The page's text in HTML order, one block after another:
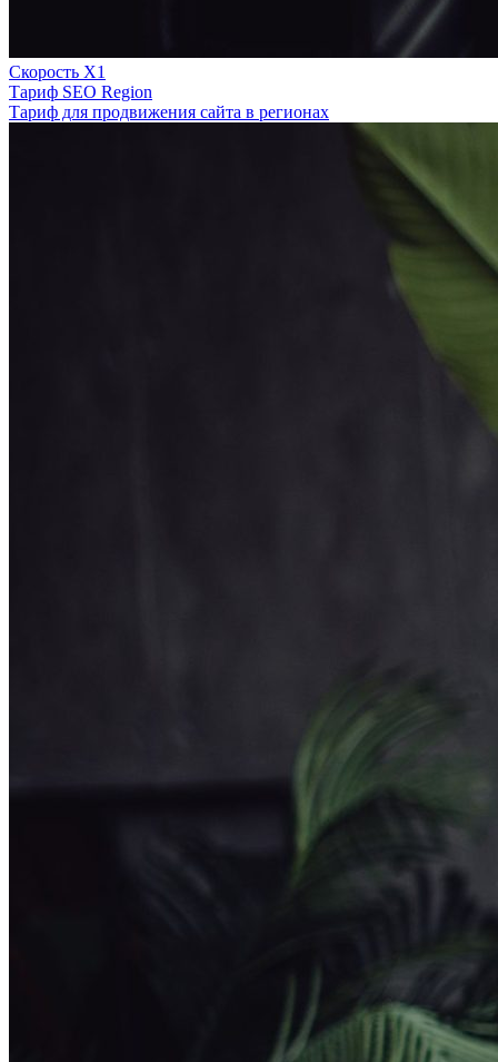
Скорость Х1
Тариф SEO Region
Тариф для продвижения сайта в регионах